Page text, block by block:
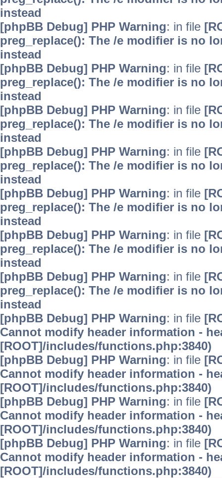
instead
[phpBB Debug] PHP Warning: in file
preg_replace(): The /e modifier is no
instead
[phpBB Debug] PHP Warning: in file
preg_replace(): The /e modifier is no
instead
[phpBB Debug] PHP Warning: in file
preg_replace(): The /e modifier is no
instead
[phpBB Debug] PHP Warning: in file
preg_replace(): The /e modifier is no
instead
[phpBB Debug] PHP Warning: in file
preg_replace(): The /e modifier is no
instead
[phpBB Debug] PHP Warning: in file
preg_replace(): The /e modifier is no
instead
[phpBB Debug] PHP Warning: in file
preg_replace(): The /e modifier is no
instead
[phpBB Debug] PHP Warning: in file
Cannot modify header information -
[ROOT]/includes/functions.php:3840)
[phpBB Debug] PHP Warning: in file
Cannot modify header information -
[ROOT]/includes/functions.php:3840)
[phpBB Debug] PHP Warning: in file
Cannot modify header information -
[ROOT]/includes/functions.php:3840)
[phpBB Debug] PHP Warning: in file
Cannot modify header information -
[ROOT]/includes/functions.php:3840)